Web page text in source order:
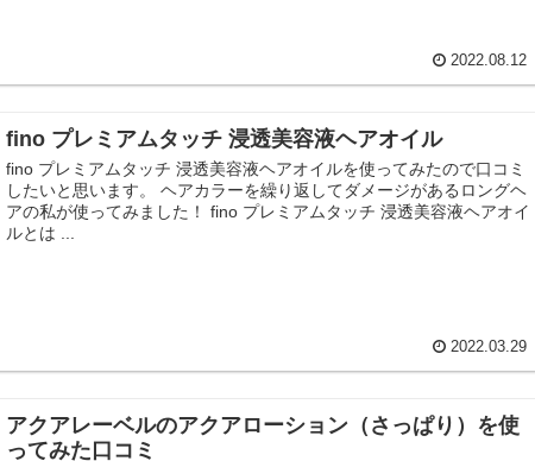
2022.08.12
fino プレミアムタッチ 浸透美容液ヘアオイル
fino プレミアムタッチ 浸透美容液ヘアオイルを使ってみたので口コミ
したいと思います。 ヘアカラーを繰り返してダメージがあるロングヘ
アの私が使ってみました！ fino プレミアムタッチ 浸透美容液ヘアオイ
ルとは ...
2022.03.29
アクアレーベルのアクアローション（さっぱり）を使
ってみた口コミ